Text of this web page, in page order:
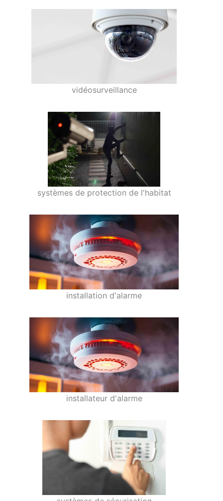
vidéosurveillance
systèmes de protection de l'habitat
installation d'alarme
installateur d'alarme